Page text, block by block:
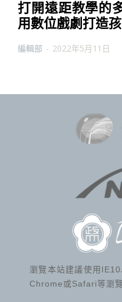
打開遠距教學的
用數位戲劇打造
編輯部 - 2022年5月11日
瀏覽本站建議使用
Chrome或Safari等瀏覽